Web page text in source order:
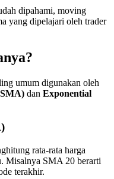
dipahami, moving
yang dipelajari oleh trader
umum digunakan oleh
dan Exponential
rata-rata harga
Misalnya SMA 20 berarti
terakhir.